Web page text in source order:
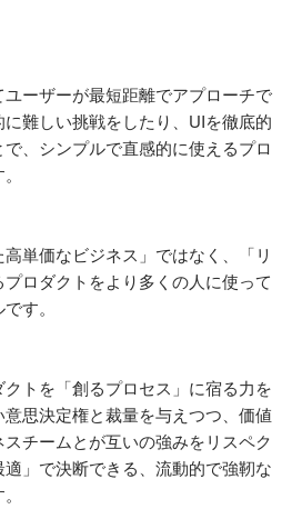
ーザーが最短距離でアプローチで
難しい挑戦をしたり、UIを徹底的
、シンプルで直感的に使えるプロ
高単価なビジネス」ではなく、「リ
ロダクトをより多くの人に使って
す。
トを「創るプロセス」に宿る力を
思決定権と裁量を与えつつ、価値
チームとが互いの強みをリスペク
適」で決断できる、流動的で強靭な